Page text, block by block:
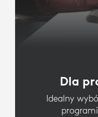
Dla
Idealny